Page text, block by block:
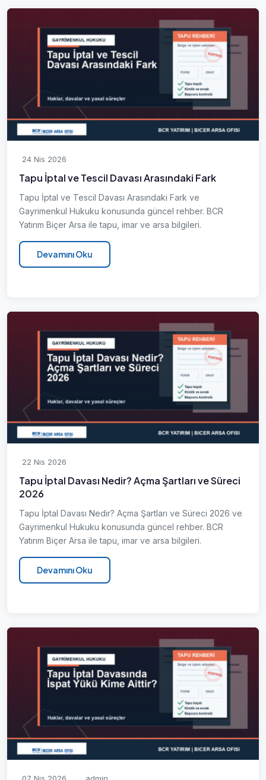
24 Nis 2026
Tapu İptal ve Tescil Davası Arasındaki Fark
Tapu İptal ve Tescil Davası Arasındaki Fark ve
Gayrimenkul Hukuku konusunda güncel rehber. BCR
Yatırım Biçer Arsa ile tapu, imar ve arsa bilgileri.
Devamını Oku
22 Nis 2026
Tapu İptal Davası Nedir? Açma Şartları ve Süreci
2026
Tapu İptal Davası Nedir? Açma Şartları ve Süreci 2026 ve
Gayrimenkul Hukuku konusunda güncel rehber. BCR
Yatırım Biçer Arsa ile tapu, imar ve arsa bilgileri.
Devamını Oku
07 Nis 2026 admin